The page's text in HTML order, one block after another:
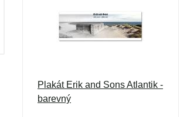
Plakát Erik and Sons Atlantik -
barevný